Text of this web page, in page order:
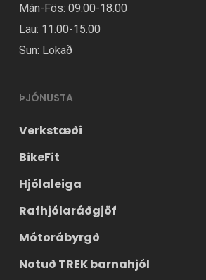
Mán-Fös: 09.00-18.00
Lau: 11.00-15.00
Sun: Lokað
ÞJÓNUSTA
Verkstæði
BikeFit
Hjólaleiga
Rafhjólaráðgjöf
Mótorábyrgð
Notuð TREK barnahjól